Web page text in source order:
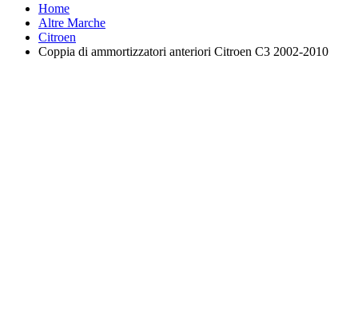
Home
Altre Marche
Citroen
Coppia di ammortizzatori anteriori Citroen C3 2002-2010